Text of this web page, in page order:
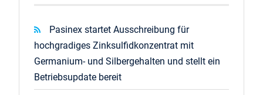
Pasinex startet Ausschreibung für
hochgradiges Zinksulfidkonzentrat mit
Germanium- und Silbergehalten und stellt ein
Betriebsupdate bereit